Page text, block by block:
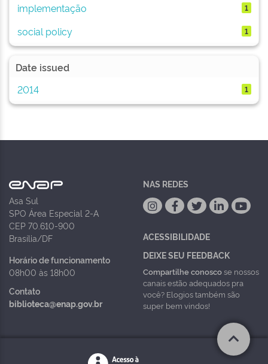
implementação 1
social policy 1
Date issued
2014
1
Asa Sul
SPO Área Especial 2-A
CEP 70.610-900
Brasília/DF
Horário de funcionamento
08h00 às 18h00
Contato
biblioteca@enap.gov.br
NAS REDES
ACESSIBILIDADE
DEIXE SEU FEEDBACK
Compartilhe conoscose nossos
canais estão adequados pra
você? Elogios também são
super bem vindos!